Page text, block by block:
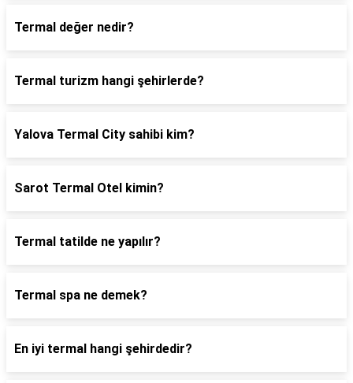
Termal değer nedir?
Termal turizm hangi şehirlerde?
Yalova Termal City sahibi kim?
Sarot Termal Otel kimin?
Termal tatilde ne yapılır?
Termal spa ne demek?
En iyi termal hangi şehirdedir?